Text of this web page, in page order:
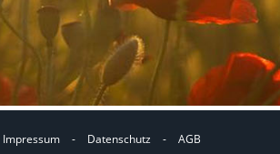
Impressum - Datenschutz -
AGB